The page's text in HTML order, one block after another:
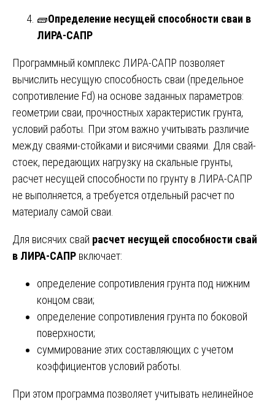
🧱Определение несущей способности сваи в
ЛИРА-САПР
Программный комплекс ЛИРА-САПР позволяет
вычислить несущую способность сваи (предельное
сопротивление Fd) на основе заданных параметров:
геометрии сваи, прочностных характеристик грунта,
условий работы. При этом важно учитывать различие
между сваями-стойками и висячими сваями. Для свай-
стоек, передающих нагрузку на скальные грунты,
расчет несущей способности по грунту в ЛИРА-САПР
не выполняется, а требуется отдельный расчет по
материалу самой сваи.
Для висячих свай расчет несущей способности свай
в ЛИРА-САПР включает:
определение сопротивления грунта под нижним
концом сваи;
определение сопротивления грунта по боковой
поверхности;
суммирование этих составляющих с учетом
коэффициентов условий работы.
При этом программа позволяет учитывать нелинейное